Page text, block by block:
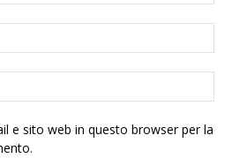
e sito web in questo browser per la